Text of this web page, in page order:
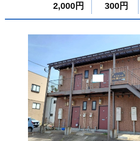
2,000円 300円